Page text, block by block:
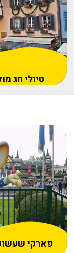
טיולי חג
פארקי